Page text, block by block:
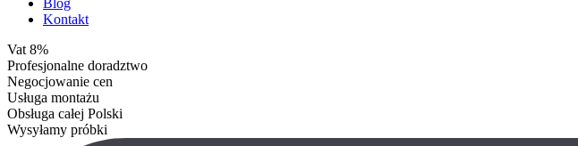
Kontakt
Vat 8%
Profesjonalne doradztwo
Negocjowanie cen
Usługa montażu
Obsługa całej Polski
Wysyłamy próbki